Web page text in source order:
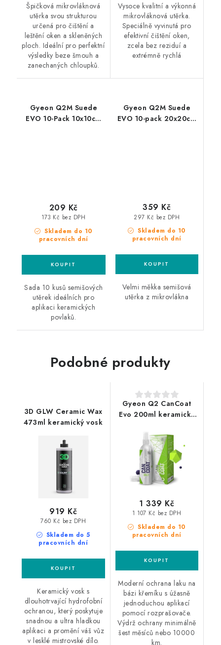
Špičková mikrovláknová
utěrka svou strukturou
určená pro čištění a
leštění oken a skleněných
ploch. Ideální pro perfektní
výsledky beze šmouh a
zanechaných chloupků.
Vysoce kvalitní a výkonná
mikrovláknová utěrka.
Speciálně vyvinutá pro
efektivní čištění oken,
zcela bez reziduí a
extrémně rychlá
Gyeon Q2M Suede
EVO 10-Pack 10x10cm
Skladem do 10
pracovních dní
173 Kč bez DPH
209 Kč
Sada 10 kusů semišových
utěrek ideálních pro
aplikaci keramických
povlaků.
Gyeon Q2M Suede
EVO 10-pack 20x20cm
Skladem do 10
pracovních dní
297 Kč bez DPH
359 Kč
Velmi měkka semišová
utěrka z mikrovlákna
Podobné produkty
3D GLW Ceramic Wax
473ml keramický vosk
Skladem do 5
pracovních dní
760 Kč bez DPH
919 Kč
Keramický vosk s
dlouhotrvající hydrofobní
ochranou, který poskytuje
snadnou a ultra hladkou
aplikaci a promění váš vůz
v lesklé mistrovské dílo.
Gyeon Q2 CanCoat
Evo 200ml keramický
Skladem do 10
pracovních dní
1 107 Kč bez DPH
1 339 Kč
Moderní ochrana laku na
bázi křemíku s úžasně
jednoduchou aplikací
pomocí rozprašovače.
Výdrž ochrany minimálně
šest měsíců nebo 10000
km.